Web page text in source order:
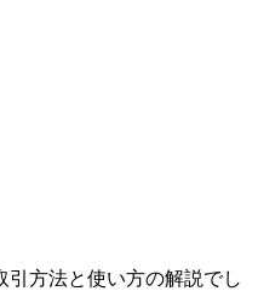
引方法と使い方の解説でし